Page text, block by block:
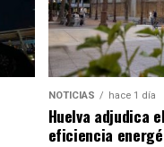
NOTICIAS hace 1 día
Huelva adjudica
eficiencia